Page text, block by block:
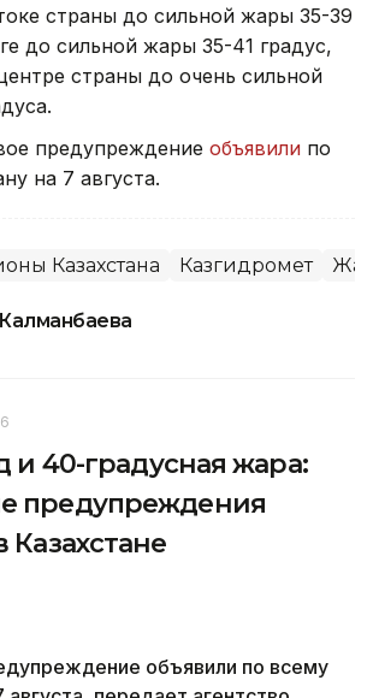
страны до сильной жары 35-39
до сильной жары 35-41 градус,
страны до очень сильной
предупреждение объявили по
на 7 августа.
Казахстана Казгидромет
и 40-градусная жара:
предупреждения
Казахстане
объявили по всему